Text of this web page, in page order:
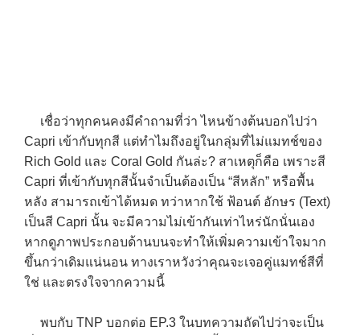
เชื่อว่าทุกคนคงมีคำถามที่ว่า ไหนข้างต้นบอกไปว่า
Capri เข้ากับทุกสี แต่ทำไมถึงอยู่ในกลุ่มที่ไม่แมทช์ของ
Rich Gold และ Coral Gold กันล่ะ? สาเหตุก็คือ เพราะสี
Capri ที่เข้ากับทุกสีนั้นจำเป็นต้องเป็น “สีหลัก” หรือพื้น
หลัง สามารถเข้าได้หมด ทว่าหากใช้ ฟ้อนต์ อักษร (Text)
เป็นสี Capri นั้น จะมีความไม่เข้ากันเท่าไหร่นักนั่นเอง
หากดูภาพประกอบด้านบนจะทำให้เพิ่มความเข้าใจมาก
ขึ้นกว่าเดิมแน่นอน ทางเราหวังว่าคุณจะเจอคู่แมทช์สีที่
ใช่ และตรงใจจากความนี้
พบกับ TNP บอกต่อ EP.3 ในบทความถัดไปว่าจะเป็น